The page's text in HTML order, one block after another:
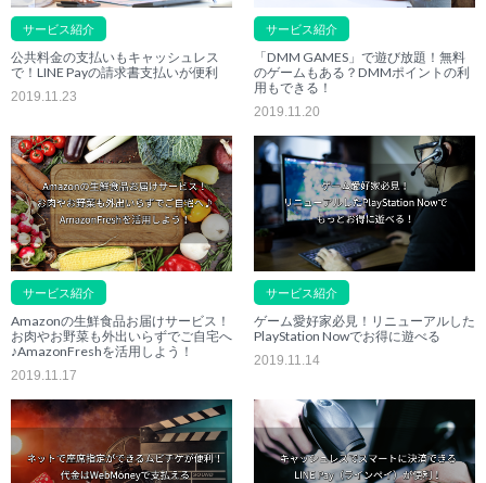
サービス紹介
公共料金の支払いもキャッシュレス
で！LINE Payの請求書支払いが便利
2019.11.23
サービス紹介
「DMM GAMES」で遊び放題！無料
のゲームもある？DMMポイントの利
用もできる！
2019.11.20
サービス紹介
Amazonの生鮮食品お届けサービス！
お肉やお野菜も外出いらずでご自宅へ
♪AmazonFreshを活用しよう！
2019.11.17
サービス紹介
ゲーム愛好家必見！リニューアルした
PlayStation Nowでお得に遊べる
2019.11.14